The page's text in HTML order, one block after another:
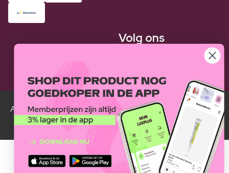
Volg ons
Alle Luxplus ledenprijzen zijn weergegeven in vergelijking
met de normale prijzen.